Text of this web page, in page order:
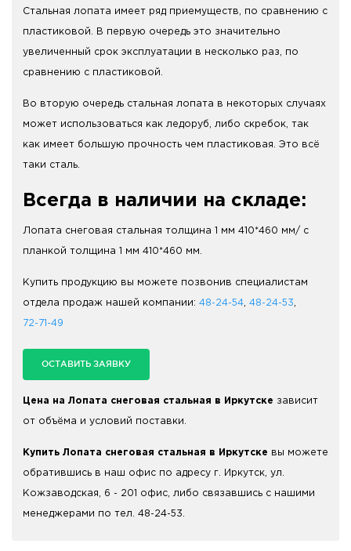
Стальная лопата имеет ряд приемуществ, по сравнению с
пластиковой. В первую очередь это значительно
увеличенный срок эксплуатации в несколько раз, по
сравнению с пластиковой.
Во вторую очередь стальная лопата в некоторых случаях
может использоваться как ледоруб, либо скребок, так
как имеет большую прочность чем пластиковая. Это всё
таки сталь.
Всегда в наличии на складе:
Лопата снеговая стальная толщина 1 мм 410*460 мм/ с
планкой толщина 1 мм 410*460 мм.
Купить продукцию вы можете позвонив специалистам
отдела продаж нашей компании: 48-24-54 48-24-53
72-71-49
ОСТАВИТЬ ЗАЯВКУ
Цена на Лопата снеговая стальная в Иркутске зависит
от объёма и условий поставки.
Купить Лопата снеговая стальная в Иркутске вы можете
обратившись в наш офис по адресу г. Иркутск, ул.
Кожзаводская, 6 - 201 офис, либо связавшись с нашими
менеджерами по тел. 48-24-53.